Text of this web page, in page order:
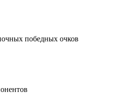
победных очков